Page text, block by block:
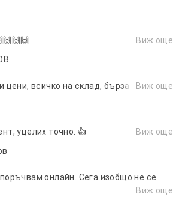
Виж още
цени, всичко на склад, бърза доставка
Виж още
уцелих точно. 👍
Виж още
онлайн. Сега изобщо не се
Виж още